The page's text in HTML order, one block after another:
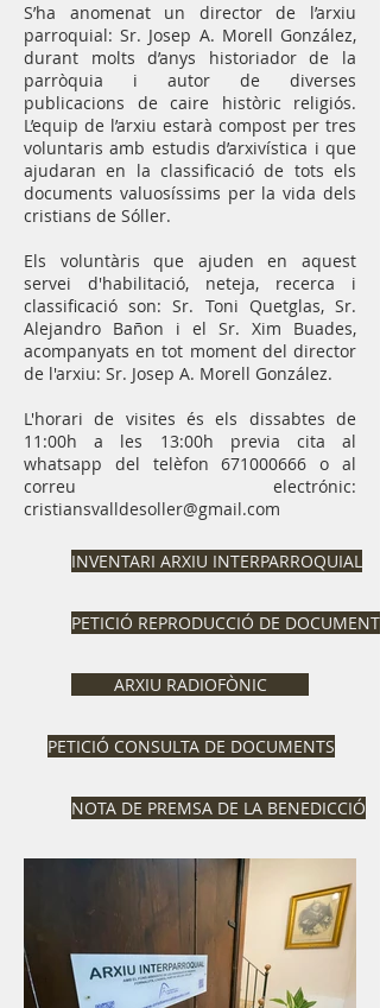
S’ha anomenat un director de l’arxiu
parroquial: Sr. Josep A. Morell González,
durant molts d’anys historiador de la
parròquia i autor de diverses
publicacions de caire històric religiós.
L’equip de l’arxiu estarà compost per tres
voluntaris amb estudis d’arxivística i que
ajudaran en la classificació de tots els
documents valuosíssims per la vida dels
cristians de Sóller.
Els voluntàris que ajuden en aquest
servei d'habilitació, neteja, recerca i
classificació son: Sr. Toni Quetglas, Sr.
Alejandro Bañon i el Sr. Xim Buades,
acompanyats en tot moment del director
de l'arxiu: Sr. Josep A. Morell González.
L'horari de visites és els dissabtes de
11:00h a les 13:00h previa cita al
whatsapp del telèfon671000666 o al
correu electrónic:
cristiansvalldesoller@gmail.com
INVENTARI ARXIU INTERPARROQUIAL
PETICIÓ REPRODUCCIÓ DE DOCUMENTS
ARXIU RADIOFÒNIC
PETICIÓ CONSULTA DE DOCUMENTS
NOTA DE PREMSA DE LA BENEDICCIÓ